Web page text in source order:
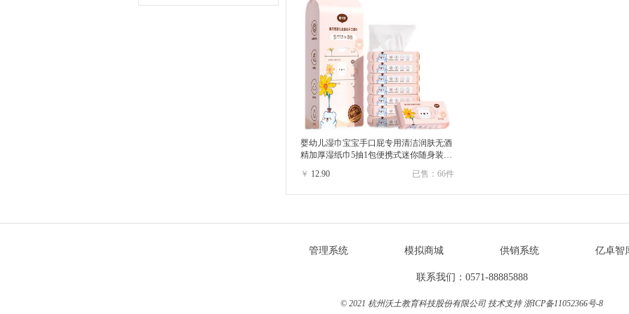
婴幼儿湿巾宝宝手口屁专用清洁润肤无酒
精加厚湿纸巾5抽1包便携式迷你随身装安
￥ 12.90 已售：66件
管理系统 模拟商城 供销系统 亿卓智
联系我们：0571-88885888
© 2021 杭州沃土教育科技股份有限公司 技术支持 浙ICP备11052366号-8